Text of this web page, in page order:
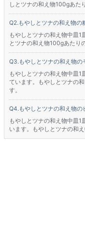
しとツナの和え物100gあた
もやしとツナの和え物の
もやしとツナの和え物中皿1
とツナの和え物100gあたり
もやしとツナの和え物
もやしとツナの和え物中皿
ています。もやしとツナの
す。
もやしとツナの和え物
もやしとツナの和え物中皿
います。もやしとツナの和